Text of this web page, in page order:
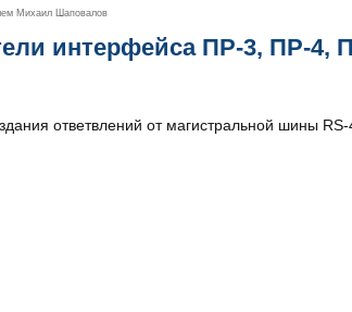
Михаил Шаповалов
интерфейса ПР-3, ПР-4,
ответвлений от магистральной шины